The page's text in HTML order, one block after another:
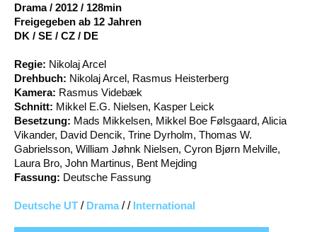
Drama / 2012 / 128min
Freigegeben ab 12 Jahren
DK / SE / CZ / DE
Regie: Nikolaj Arcel
Drehbuch: Nikolaj Arcel, Rasmus Heisterberg
Kamera: Rasmus Videbæk
Schnitt: Mikkel E.G. Nielsen, Kasper Leick
Besetzung: Mads Mikkelsen, Mikkel Boe Følsgaard, Alicia
Vikander, David Dencik, Trine Dyrholm, Thomas W.
Gabrielsson, William Jøhnk Nielsen, Cyron Bjørn Melville,
Laura Bro, John Martinus, Bent Mejding
Fassung: Deutsche Fassung
Deutsche UT / Drama / / International